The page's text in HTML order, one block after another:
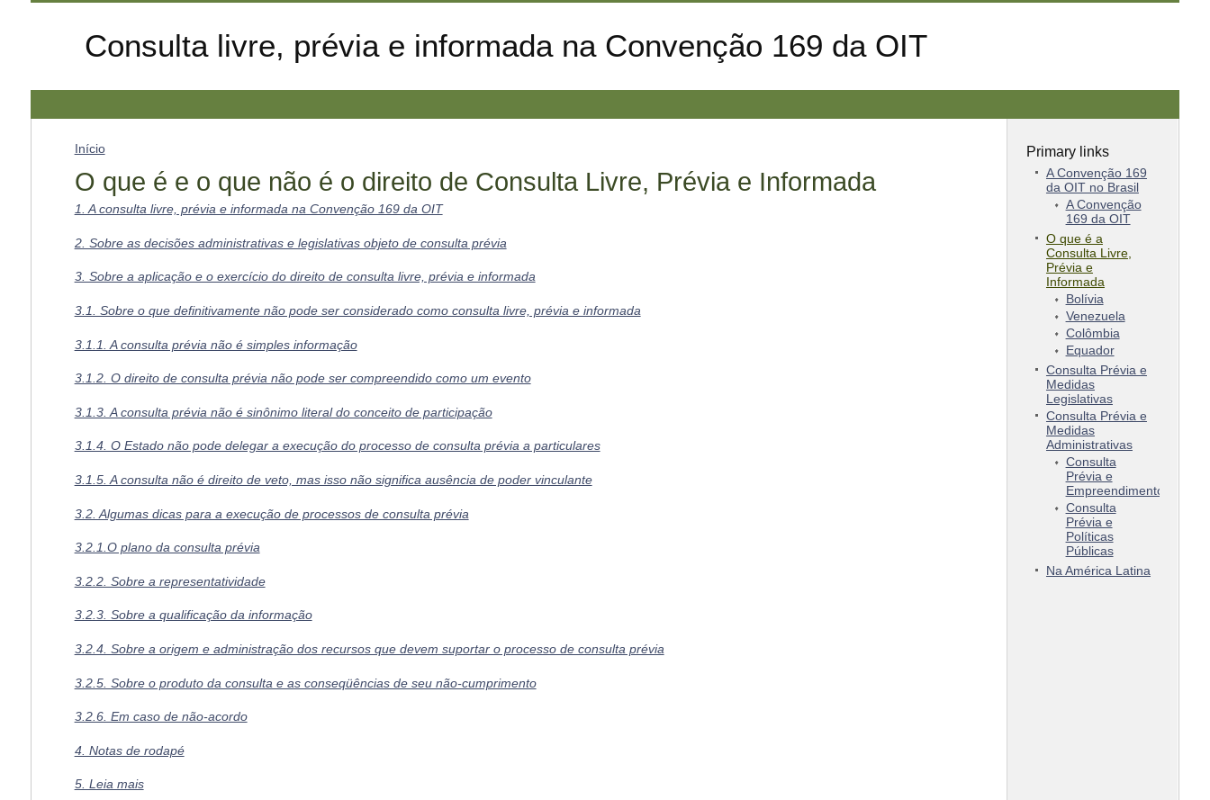
Consulta livre, prévia e informada na Convenção 169 da OIT
Início
O que é e o que não é o direito de Consulta Livre, Prévia e Informada
1. A consulta livre, prévia e informada na Convenção 169 da OIT
2. Sobre as decisões administrativas e legislativas objeto de consulta prévia
3. Sobre a aplicação e o exercício do direito de consulta livre, prévia e informada
3.1. Sobre o que definitivamente não pode ser considerado como consulta livre, prévia e informada
3.1.1. A consulta prévia não é simples informação
3.1.2. O direito de consulta prévia não pode ser compreendido como um evento
3.1.3. A consulta prévia não é sinônimo literal do conceito de participação
3.1.4. O Estado não pode delegar a execução do processo de consulta prévia a particulares
3.1.5. A consulta não é direito de veto, mas isso não significa ausência de poder vinculante
3.2. Algumas dicas para a execução de processos de consulta prévia
3.2.1.O plano da consulta prévia
3.2.2. Sobre a representatividade
3.2.3. Sobre a qualificação da informação
3.2.4. Sobre a origem e administração dos recursos que devem suportar o processo de consulta prévia
3.2.5. Sobre o produto da consulta e as conseqüências de seu não-cumprimento
3.2.6. Em caso de não-acordo
4. Notas de rodapé
5. Leia mais
Primary links
A Convenção 169
da OIT no Brasil
A Convenção
169 da OIT
O que é a
Consulta Livre,
Prévia e
Informada
Bolívia
Venezuela
Colômbia
Equador
Consulta Prévia e
Medidas
Legislativas
Consulta Prévia e
Medidas
Administrativas
Consulta
Prévia e
Empreendimentos
Consulta
Prévia e
Políticas
Públicas
Na América Latina